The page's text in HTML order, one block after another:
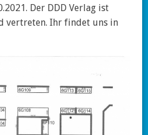
Der DDD Verlag ist
vertreten. Ihr findet uns in